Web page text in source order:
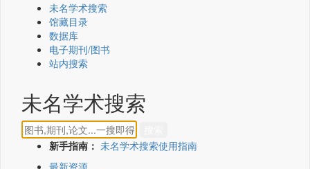
未名学术搜索
馆藏目录
数据库
电子期刊/图书
站内搜索
未名学术搜索
新手指南： 未名学术搜索使用指南